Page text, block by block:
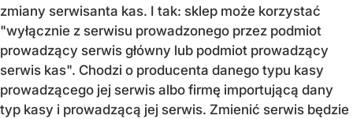
zmiany serwisanta kas. I tak: sklep może korzystać
"wyłącznie z serwisu prowadzonego przez podmiot
prowadzący serwis główny lub podmiot prowadzący
serwis kas". Chodzi o producenta danego typu kasy
prowadzącego jej serwis albo firmę importującą dany
typ kasy i prowadzącą jej serwis. Zmienić serwis będzie